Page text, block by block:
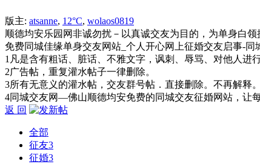
版主: atsanne, 12°C, wolaos0819
顺德均安乐园网非诚勿扰－以真诚交友为目的，为单身白
免费同城佳缘单身交友网站_个人开心网上征婚交友启事-同
1凡是含有粗话、脏话、不雅文字，讽刺、辱骂、对他人进
2广告帖，重复灌水帖子一律删除。
3所有无意义的灌水帖，交友群号帖．直接删除。不再解释
4同城交友网—佛山顺德均安免费的同城交友征婚网站，让
返 回
全部
征友3
征婚3